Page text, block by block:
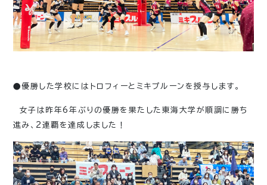
●優勝した学校にはトロフィーとミキプルーンを授与します。
女子は昨年6年ぶりの優勝を果たした東海大学が順調に勝ち
進み、2連覇を達成しました！